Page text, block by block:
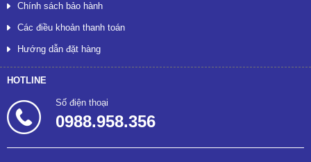
Chính sách bảo hành
Các điều khoản thanh toán
Hướng dẫn đặt hàng
HOTLINE
Số điện thoại
0988.958.356